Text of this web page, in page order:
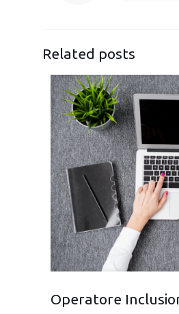
Related posts
Operatore